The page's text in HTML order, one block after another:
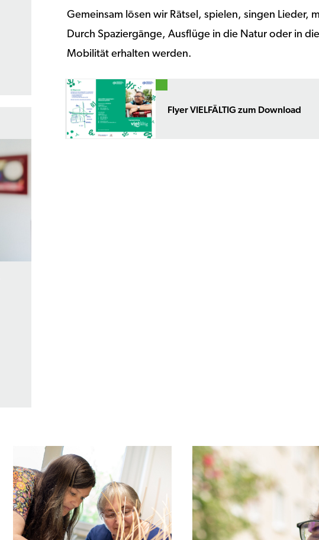
Gemeinsam lösen wir Rätsel, spielen, singen Lieder,
Durch Spaziergänge, Ausflüge in die Natur oder in
Mobilität erhalten werden.
Flyer VIELFÄLTIG zum Download